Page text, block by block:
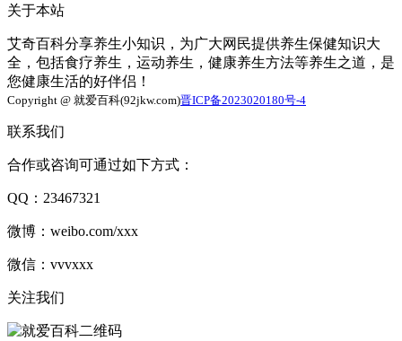
关于本站
艾奇百科分享养生小知识，为广大网民提供养生保健知识大
全，包括食疗养生，运动养生，健康养生方法等养生之道，是
您健康生活的好伴侣！
Copyright @ 就爱百科(92jkw.com)晋ICP备2023020180号-4
联系我们
合作或咨询可通过如下方式：
QQ：23467321
微博：weibo.com/xxx
微信：vvvxxx
关注我们